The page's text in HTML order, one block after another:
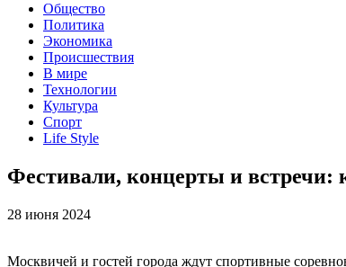
Общество
Политика
Экономика
Происшествия
В мире
Технологии
Культура
Спорт
Life Style
Фестивали, концерты и
28 июня 2024
Москвичей и гостей города ждут спортивные